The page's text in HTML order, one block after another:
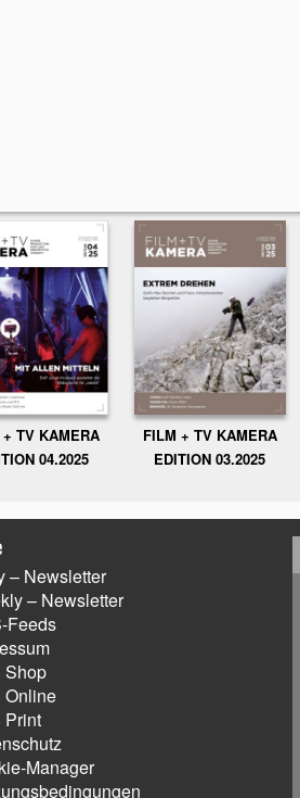
TV KAMERA
04.2025
FILM + TV KAMERA
EDITION 03.2025
– Newsletter
– Newsletter
Feeds
Shop
Online
Print
Manager